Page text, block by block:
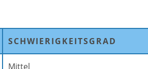
SCHWIERIGKEITSGRAD
Mittel